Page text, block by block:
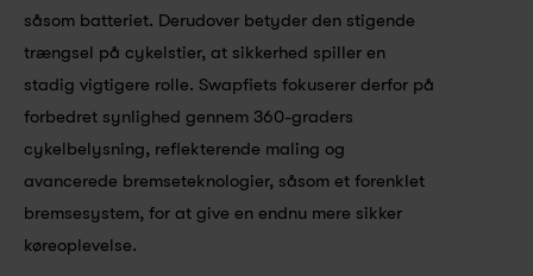
såsom batteriet. Derudover betyder den stigende
trængsel på cykelstier, at sikkerhed spiller en
stadig vigtigere rolle. Swapfiets fokuserer derfor på
forbedret synlighed gennem 360-graders
cykelbelysning, reflekterende maling og
avancerede bremseteknologier, såsom et forenklet
bremsesystem, for at give en endnu mere sikker
køreoplevelse.